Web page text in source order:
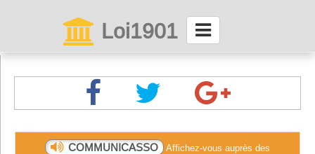
Loi1901
Abonnez-vous à LettrAsso
COMMUNICASSO
Affichez-vous auprès des